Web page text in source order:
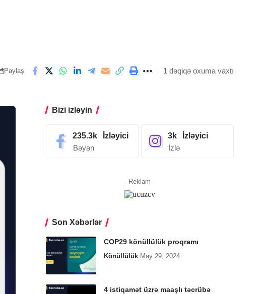
Paylaş 1 dəqiqə oxuma vaxtı
Bizi izləyin
235.3k İzləyici
Bəyən
3k İzləyici
İzlə
- Reklam -
Son Xəbərlər
COP29 könüllülük proqramı
Könüllülük May 29, 2024
4 istiqamət üzrə maaşlı təcrübə